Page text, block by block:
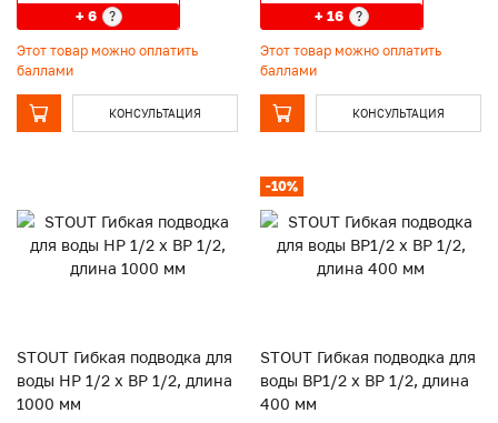
+ 6 ?
Этот товар можно оплатить
баллами
КОНСУЛЬТАЦИЯ
+ 16 ?
Этот товар можно оплатить
баллами
КОНСУЛЬТАЦИЯ
STOUT Гибкая подводка для
воды НР 1/2 х ВР 1/2, длина
1000 мм
-10%
STOUT Гибкая подводка для
воды ВР1/2 х ВР 1/2, длина
400 мм